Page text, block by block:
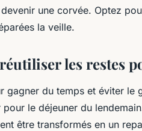
une corvée. Optez
la veille.
les restes
gagner du temps et éviter le
pour le déjeuner du
être transformés en un